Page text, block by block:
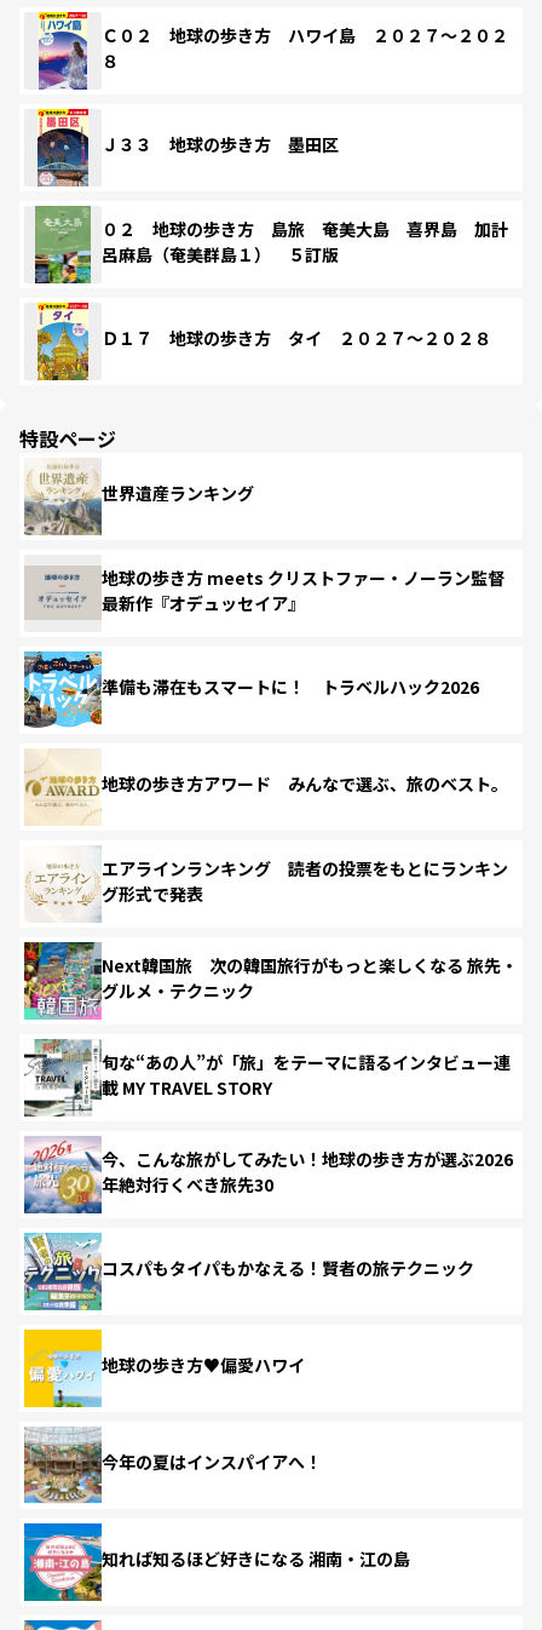
Ｃ０２ 地球の歩き方 ハワイ島 ２０２７～２０２
８
Ｊ３３ 地球の歩き方 墨田区
０２ 地球の歩き方 島旅 奄美大島 喜界島 加計
呂麻島（奄美群島１） ５訂版
Ｄ１７ 地球の歩き方 タイ ２０２７～２０２８
特設ページ
世界遺産ランキング
地球の歩き方 meets クリストファー・ノーラン監督
最新作『オデュッセイア』
準備も滞在もスマートに！ トラベルハック2026
地球の歩き方アワード みんなで選ぶ、旅のベスト。
エアラインランキング 読者の投票をもとにランキン
グ形式で発表
Next韓国旅 次の韓国旅行がもっと楽しくなる 旅先・
グルメ・テクニック
旬な“あの人”が「旅」をテーマに語るインタビュー連
載 MY TRAVEL STORY
今、こんな旅がしてみたい！地球の歩き方が選ぶ2026
年絶対行くべき旅先30
コスパもタイパもかなえる！賢者の旅テクニック
地球の歩き方♥偏愛ハワイ
今年の夏はインスパイアへ！
知れば知るほど好きになる 湘南・江の島